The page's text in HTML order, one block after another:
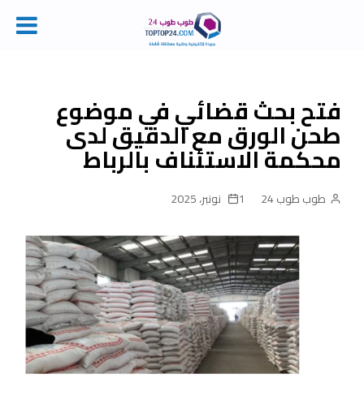
contentفتح بحث قضائي في موضوع
طحن الورق مع الدقيق لدى
محكمة الاستئناف بالرباط
طوب طوب 24 1 نونبر، 2025